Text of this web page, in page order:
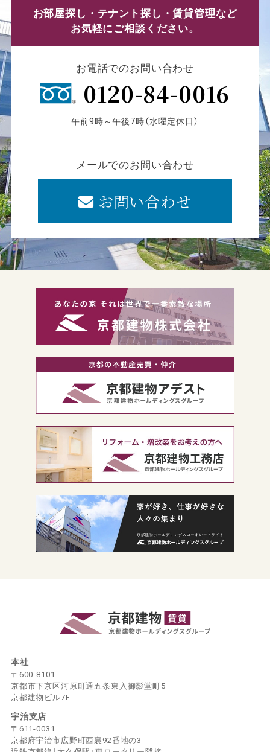
お部屋探し・テナント探し・賃貸管理など
お気軽にご相談ください。
お電話でのお問い合わせ
0120-84-0016
午前9時～午後7時（水曜定休日）
メールでのお問い合わせ
お問い合わせ
本社
〒600-8101
京都市下京区河原町通五条東入御影堂町5
京都建物ビル7F
宇治支店
〒611-0031
京都府宇治市広野町西裏92番地の3